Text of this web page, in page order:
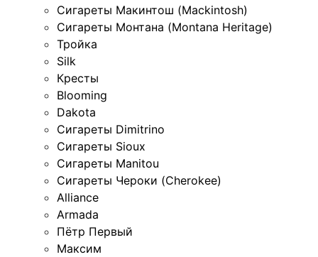
Сигареты Макинтош (Mackintosh)
Сигареты Монтана (Montana Heritage)
Тройка
Silk
Кресты
Blooming
Dakota
Сигареты Dimitrino
Сигареты Sioux
Сигареты Manitou
Сигареты Чероки (Cherokee)
Alliance
Armada
Пётр Первый
Максим